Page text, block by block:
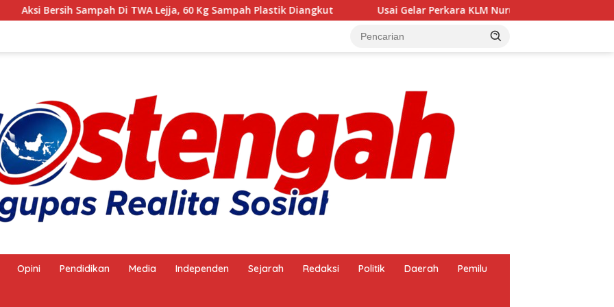
Sampah Di TWA Lejja, 60 Kg Sampah Plastik Diangkut ‎Usai Gelar Perkara KLM Nurul Salsa, Siapa Bakal Jadi
Opini Pendidikan Media Independen Sejarah Redaksi Politik Daerah Pemilu